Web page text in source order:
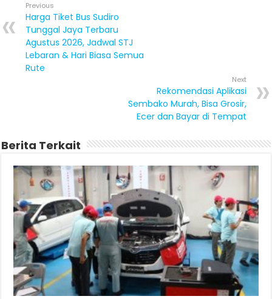
Previous
Harga Tiket Bus Sudiro
Tunggal Jaya Terbaru
Agustus 2026, Jadwal STJ
Lebaran & Hari Biasa Semua
Rute
Next
Rekomendasi Aplikasi
Sembako Murah, Bisa Grosir,
Ecer dan Bayar di Tempat
Berita Terkait